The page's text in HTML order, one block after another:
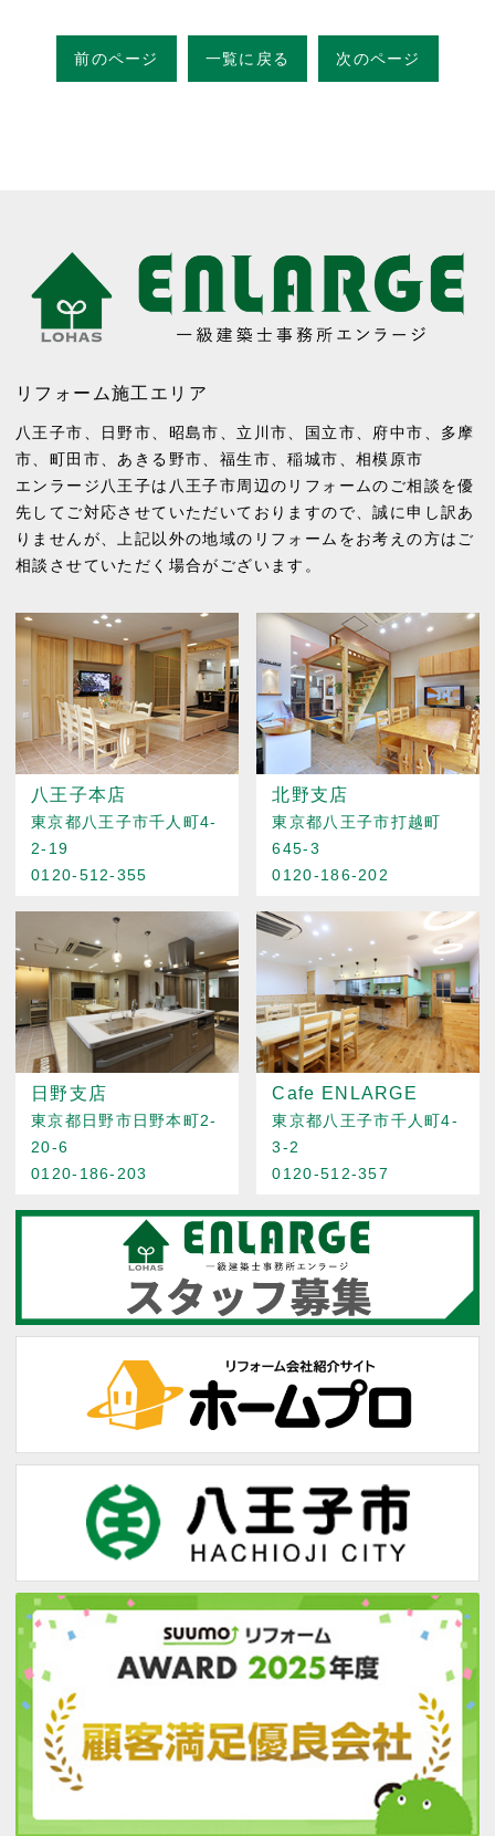
前のページ 一覧に戻る 次のページ
リフォーム施工エリア
八王子市 日野市 昭島市 立川市 国立市 府中市
多摩
市
町田市 あきる野市 福生市 、稲城市 、相模原市
エンラージ八王子は八王子市周辺のリフォームのご相談を優
先してご対応させていただいておりますので、誠に申し訳あ
りませんが、上記以外の地域のリフォームをお考えの方はご
相談させていただく場合がございます。
八王子本店
東京都八王子市千人町4-
2-19
0120-512-355
北野支店
東京都八王子市打越町
645-3
0120-186-202
日野支店
東京都日野市日野本町2-
20-6
0120-186-203
Cafe ENLARGE
東京都八王子市千人町4-
3-2
0120-512-357